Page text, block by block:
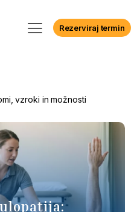
Rezerviraj termin
vzroki in možnosti